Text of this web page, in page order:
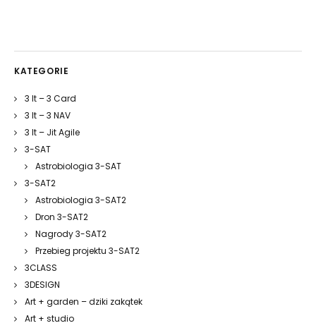
KATEGORIE
3 It – 3 Card
3 It – 3 NAV
3 It – Jit Agile
3-SAT
Astrobiologia 3-SAT
3-SAT2
Astrobiologia 3-SAT2
Dron 3-SAT2
Nagrody 3-SAT2
Przebieg projektu 3-SAT2
3CLASS
3DESIGN
Art + garden – dziki zakątek
Art + studio